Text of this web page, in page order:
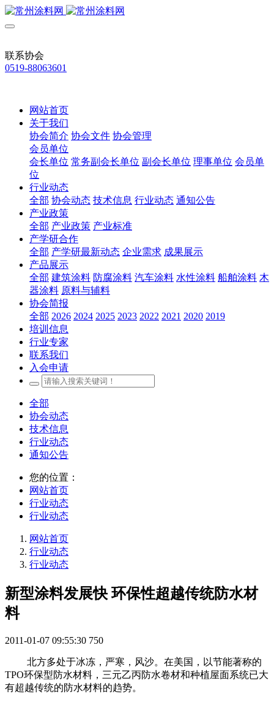
联系协会
0519-88063601
网站首页
关于我们
协会简介 协会文件 协会管理
会员单位
会长单位 常务副会长单位 副会长单位 理事单位 会员单
位
行业动态
全部 协会动态 技术信息 行业动态 通知公告
产业政策
全部 产业政策 产业标准
产学研合作
全部 产学研最新动态 企业需求 成果展示
产品展示
全部 建筑涂料 防腐涂料 汽车涂料 水性涂料 船舶涂料 木
器涂料 原料与辅料
协会简报
全部 2026 2024 2025 2023 2022 2021 2020 2019
培训信息
行业专家
联系我们
入会申请
全部
协会动态
技术信息
行业动态
通知公告
您的位置：
网站首页
行业动态
行业动态
网站首页
行业动态
行业动态
新型涂料发展快 环保性超越传统防水材
料
2011-01-07 09:55:30 750
北方多处于冰冻，严寒，风沙。在美国，以节能著称的
TPO环保型防水材料，三元乙丙防水卷材和种植屋面系统已大
有超越传统的防水材料的趋势。